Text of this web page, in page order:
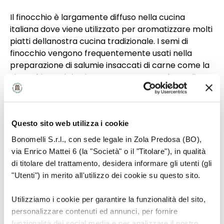
Questo sito web utilizza i cookie
Bonomelli S.r.l., con sede legale in Zola Predosa (BO),
via Enrico Mattei 6 (la "Società" o il "Titolare"), in qualità
di titolare del trattamento, desidera informare gli utenti (gli
"Utenti") in merito all'utilizzo dei cookie su questo sito.
Utilizziamo i cookie per garantire la funzionalità del sito,
personalizzare contenuti ed annunci, per fornire
Il finocchio è largamente diffuso nella cucina
italiana dove viene utilizzato per aromatizzare molti
piatti dellanostra cucina tradizionale. I semi di
finocchio vengono frequentemente usati nella
preparazione di salumie insaccati di carne come la
Finocchiona, tipico insaccato toscano a base di
carne di maiale di cui i semidi finocchio sono uno
pasticceria per aromatizzare ciambelle e focacce,
torte salate, taralli dolci e salati, biscotti, e altridolci
da forno. Infine l’utilizzo dei semi di finocchio è
frequente anche nelle bevande come thè, tisane,
vini eliquori. Anche al di fuori dei confini nazionali, i
cucine di tuttoil mondo. In Provenza per esempio si
mettono nel “court-bouillon”, un gradevole brodo
nel quale rilasciano illoro aroma caratteristico. In